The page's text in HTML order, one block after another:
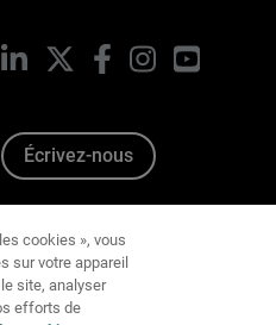
LinkedIn FacebookInstagram
Écrivez-nous
sur votre appareil
site, analyser
efforts de
cookies